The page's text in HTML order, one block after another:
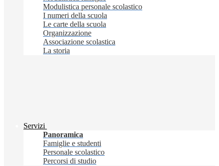
Modulistica personale scolastico
I numeri della scuola
Le carte della scuola
Organizzazione
Associazione scolastica
La storia
Servizi
Panoramica
Famiglie e studenti
Personale scolastico
Percorsi di studio